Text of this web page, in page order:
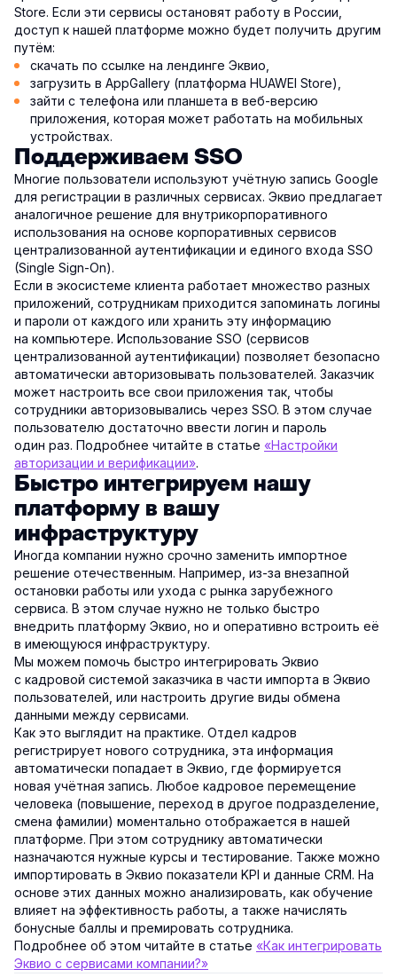
Store. Если эти сервисы остановят работу в России,
доступ к нашей платформе можно будет получить другим
путём:
скачать по ссылке на лендинге Эквио,
загрузить в AppGallery (платформа HUAWEI Store),
зайти с телефона или планшета в веб-версию
приложения, которая может работать на мобильных
устройствах.
Поддерживаем SSO
Многие пользователи используют учётную запись Google
для регистрации в различных сервисах. Эквио предлагает
аналогичное решение для внутрикорпоративного
использования на основе корпоративных сервисов
централизованной аутентификации и единого входа SSO
(Single Sign-On).
Если в экосистеме клиента работает множество разных
приложений, сотрудникам приходится запоминать логины
и пароли от каждого или хранить эту информацию
на компьютере. Использование SSO (сервисов
централизованной аутентификации) позволяет безопасно
автоматически авторизовывать пользователей. Заказчик
может настроить все свои приложения так, чтобы
сотрудники авторизовывались через SSO. В этом случае
пользователю достаточно ввести логин и пароль
один раз. Подробнее читайте в статье «Настройки
авторизации и верификации».
Быстро интегрируем нашу
платформу в вашу
инфраструктуру
Иногда компании нужно срочно заменить импортное
решение отечественным. Например, из-за внезапной
остановки работы или ухода с рынка зарубежного
сервиса. В этом случае нужно не только быстро
внедрить платформу Эквио, но и оперативно встроить её
в имеющуюся инфраструктуру.
Мы можем помочь быстро интегрировать Эквио
с кадровой системой заказчика в части импорта в Эквио
пользователей, или настроить другие виды обмена
данными между сервисами.
Как это выглядит на практике. Отдел кадров
регистрирует нового сотрудника, эта информация
автоматически попадает в Эквио, где формируется
новая учётная запись. Любое кадровое перемещение
человека (повышение, переход в другое подразделение,
смена фамилии) моментально отображается в нашей
платформе. При этом сотруднику автоматически
назначаются нужные курсы и тестирование. Также можно
импортировать в Эквио показатели KPI и данные CRM. На
основе этих данных можно анализировать, как обучение
влияет на эффективность работы, а также начислять
бонусные баллы и премировать сотрудника.
Подробнее об этом читайте в статье «Как интегрировать
Эквио с сервисами компании?»